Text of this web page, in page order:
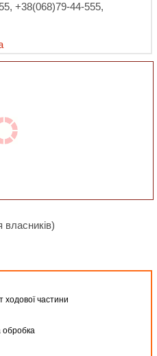
+38(068)79-44-555,
власників)
ходової частини
обробка